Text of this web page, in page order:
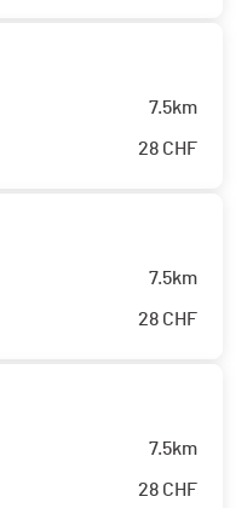
7.5km
28 CHF
7.5km
28 CHF
7.5km
28 CHF